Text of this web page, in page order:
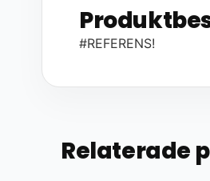
#REFERENS!
Relaterade